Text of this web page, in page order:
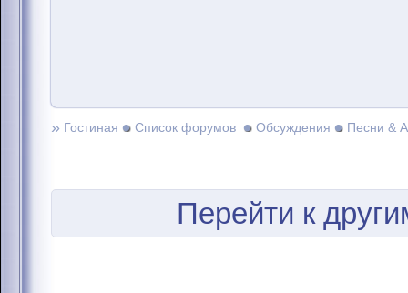
» Гостиная Список форумов Обсуждения Песни &
Перейти к